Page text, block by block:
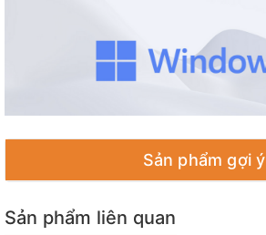
Sản phẩm gợi ý
Sản phẩm liên quan